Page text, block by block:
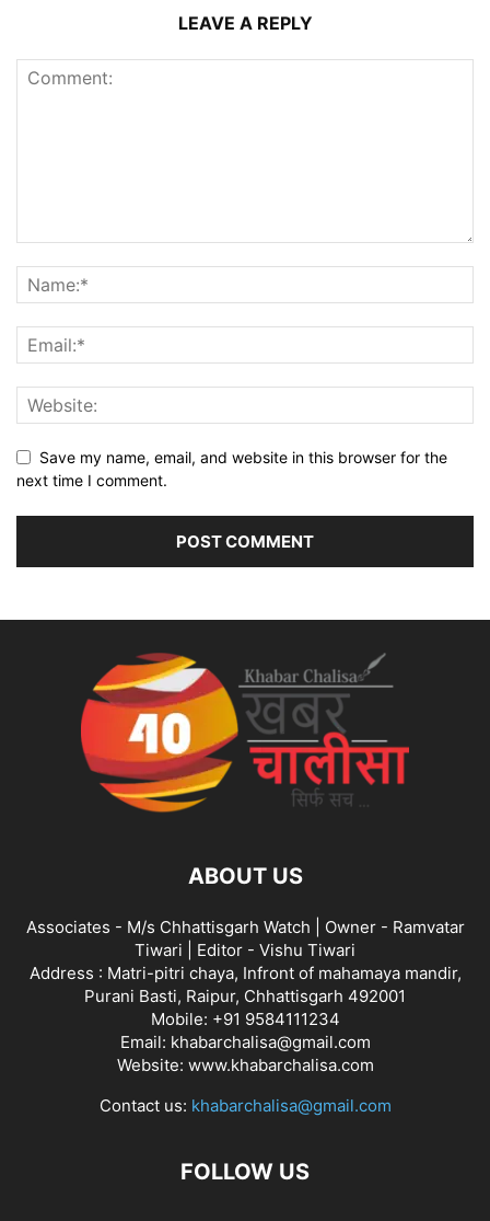
LEAVE A REPLY
Save my name, email, and website in this browser for the
next time I comment.
ABOUT US
Associates - M/s Chhattisgarh Watch | Owner - Ramvatar
Tiwari | Editor - Vishu Tiwari
Address : Matri-pitri chaya, Infront of mahamaya mandir,
Purani Basti, Raipur, Chhattisgarh 492001
Mobile: +91 9584111234
Email: khabarchalisa@gmail.com
Website: www.khabarchalisa.com
Contact us: khabarchalisa@gmail.com
FOLLOW US